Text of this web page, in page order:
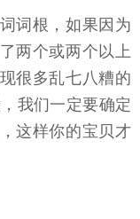
词根，如果因为
两个或两个以上
很多乱七八糟的
我们一定要确定
这样你的宝贝才